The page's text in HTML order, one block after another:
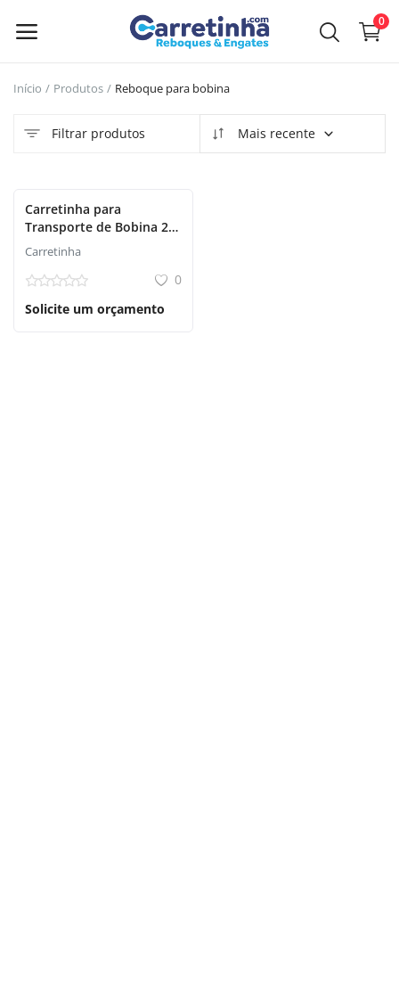
0
agora
Categorias
Início
Lista de Desejos
Início Produtos Reboque para bobina
Filtrar produtos Mais recente
Carretinha para
Transporte de Bobina 2
Eixos
Carretinha
0
Solicite um orçamento